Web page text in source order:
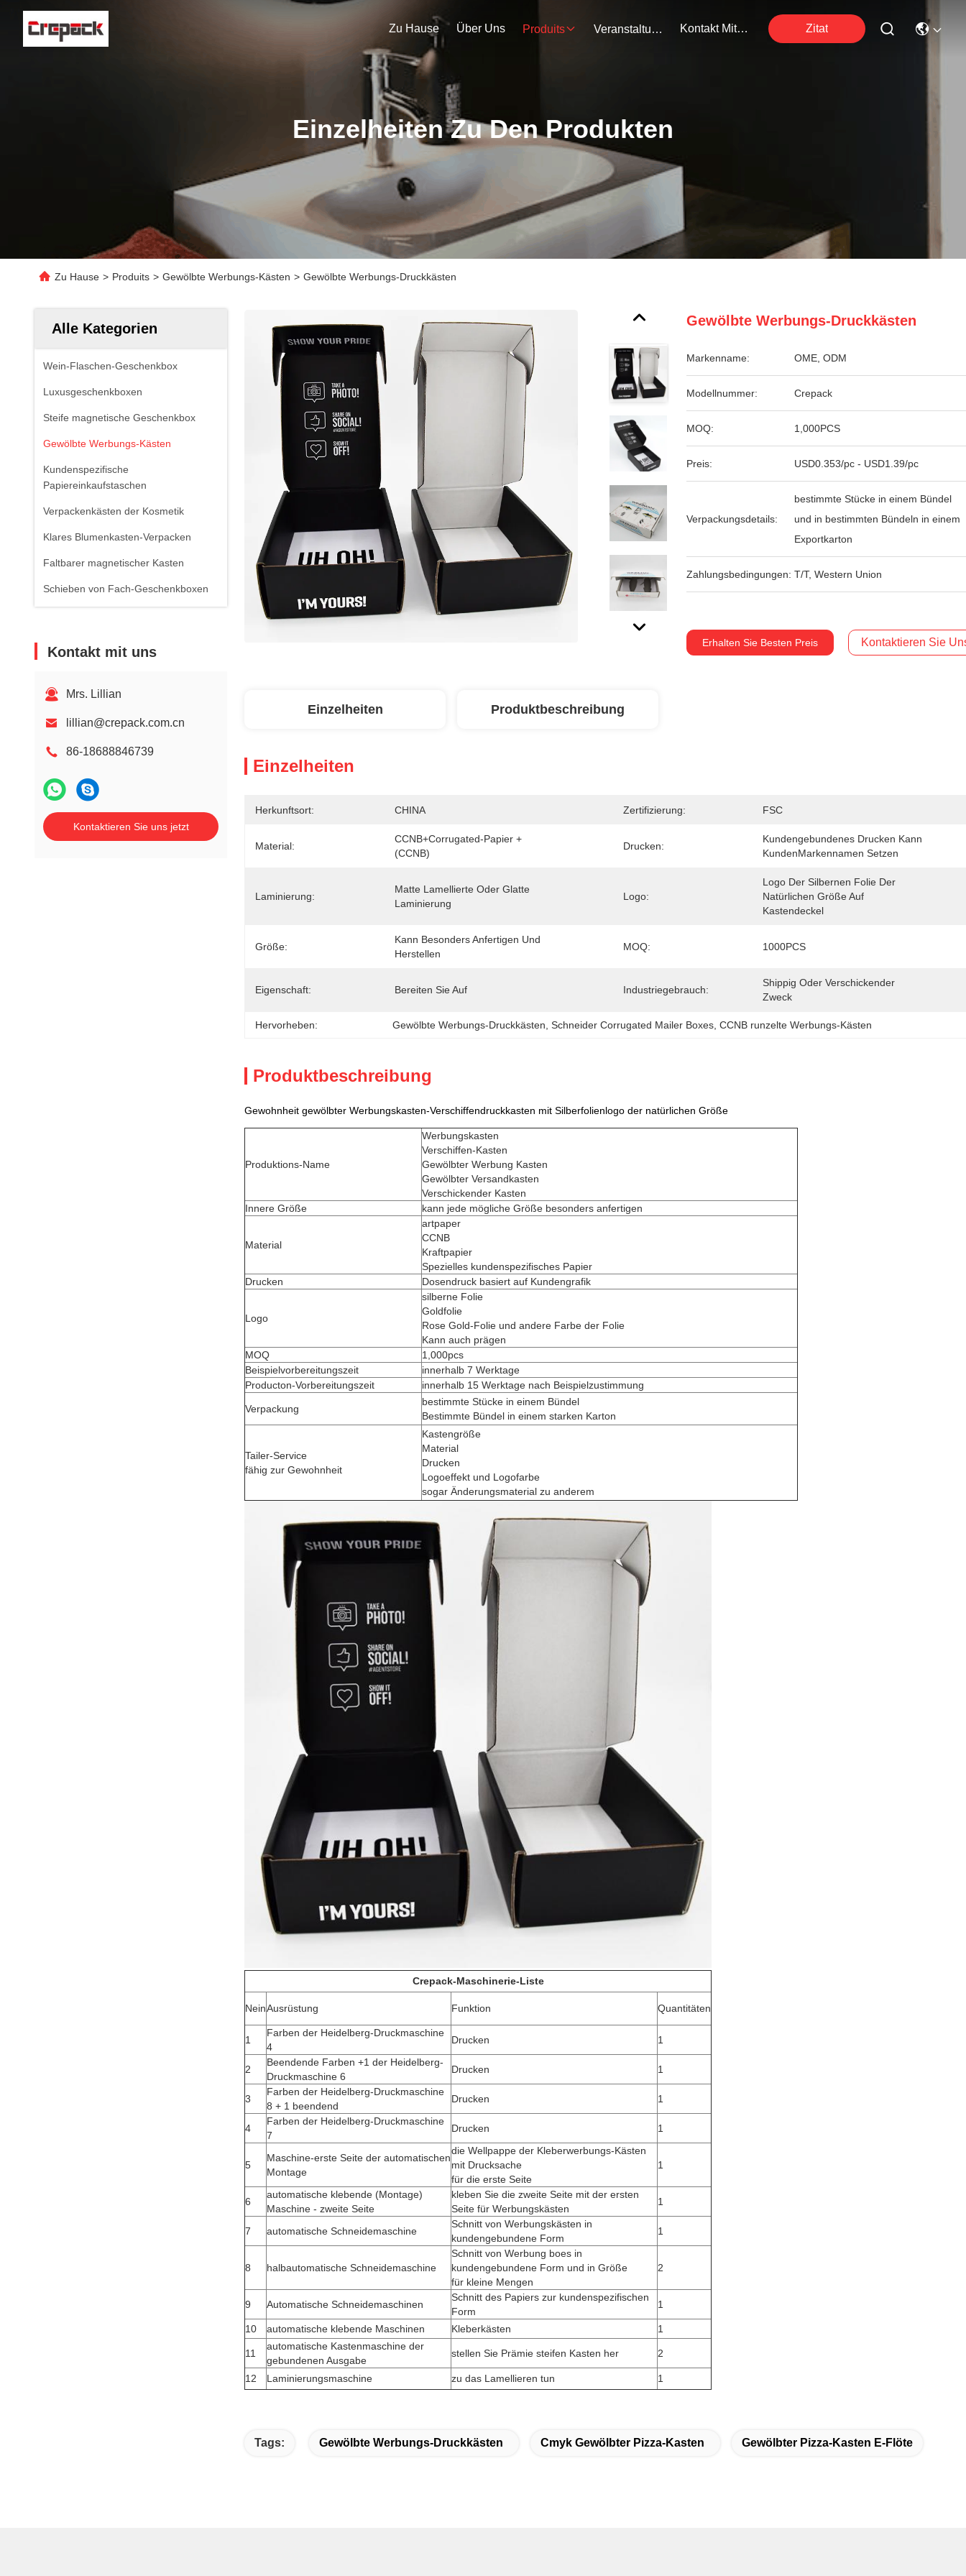
Zu Hause Über Uns Produits Veranstaltungen Kontakt Mit Uns Zitat
Einzelheiten Zu Den Produkten
Zu Hause > Produits > Gewölbte Werbungs-Kästen > Gewölbte Werbungs-Druckkästen
Alle Kategorien
Wein-Flaschen-Geschenkbox
Luxusgeschenkboxen
Steife magnetische Geschenkbox
Gewölbte Werbungs-Kästen
Kundenspezifische
Papiereinkaufstaschen
Verpackenkästen der Kosmetik
Klares Blumenkasten-Verpacken
Faltbarer magnetischer Kasten
Schieben von Fach-Geschenkboxen
Kontakt mit uns
Mrs. Lillian
lillian@crepack.com.cn
86-18688846739
Kontaktieren Sie uns jetzt
Gewölbte Werbungs-Druckkästen
Markenname: OME, ODM
Modellnummer: Crepack
MOQ: 1,000PCS
Preis: USD0.353/pc - USD1.39/pc
Verpackungsdetails:
bestimmte Stücke in einem Bündel
und in bestimmten Bündeln in einem
Exportkarton
Zahlungsbedingungen: T/T, Western Union
Erhalten Sie Besten Preis Kontaktieren Sie
Einzelheiten Produktbeschreibung
Einzelheiten
Herkunftsort: CHINA Zertifizierung: FSC
Material:
CCNB+corrugated-Papier +
(CCNB)
Drucken:
Kundengebundenes Drucken Kann
KundenMarkennamen Setzen
Laminierung:
Matte Lamellierte Oder Glatte
Laminierung
Logo:
Logo Der Silbernen Folie Der
Natürlichen Größe Auf
Kastendeckel
Größe:
Kann Besonders Anfertigen Und
Herstellen
MOQ: 1000PCS
Eigenschaft: Bereiten Sie Auf Industriegebrauch:
Shippig Oder Verschickender
Zweck
Hervorheben: Gewölbte Werbungs-Druckkästen , Schneider Corrugated Mailer Boxes , CCNB runzelte Werbungs-Kästen
Produktbeschreibung
Gewohnheit gewölbter Werbungskasten-Verschiffendruckkasten mit Silberfolienlogo der natürlichen Größe
Produktions-Name
Werbungskasten
Verschiffen-Kasten
Gewölbter Werbung Kasten
Gewölbter Versandkasten
Verschickender Kasten
Innere Größe
kann jede mögliche Größe besonders anfertigen
Material
artpaper
CCNB
Kraftpapier
Spezielles kundenspezifisches Papier
Drucken
Dosendruck basiert auf Kundengrafik
Logo
silberne Folie
Goldfolie
Rose Gold-Folie und andere Farbe der Folie
Kann auch prägen
MOQ
1,000pcs
Beispielvorbereitungszeit
innerhalb 7 Werktage
Producton-Vorbereitungszeit
innerhalb 15 Werktage nach Beispielzustimmung
Verpackung
bestimmte Stücke in einem Bündel
Bestimmte Bündel in einem starken Karton
Tailer-Service
fähig zur Gewohnheit
Kastengröße
Material
Drucken
Logoeffekt und Logofarbe
sogar Änderungsmaterial zu anderem
Crepack-Maschinerie-Liste
NeinAusrüstung Funktion Quantitäten
1
Farben der Heidelberg-Druckmaschine
4
Drucken 1
2
Beendende Farben +1 der Heidelberg-
Druckmaschine 6
Drucken 1
3
Farben der Heidelberg-Druckmaschine
8 + 1 beendend
Drucken 1
4
Farben der Heidelberg-Druckmaschine
7
Drucken 1
5
Maschine-erste Seite der automatischen
Montage
die Wellpappe der Kleberwerbungs-Kästen
mit Drucksache
für die erste Seite
1
6
automatische klebende (Montage)
Maschine - zweite Seite
kleben Sie die zweite Seite mit der ersten
Seite für Werbungskästen
1
7 automatische Schneidemaschine
Schnitt von Werbungskästen in
kundengebundene Form
1
8 halbautomatische Schneidemaschine
Schnitt von Werbung boes in
kundengebundene Form und in Größe
für kleine Mengen
2
9 Automatische Schneidemaschinen
Schnitt des Papiers zur kundenspezifischen
Form
1
10 automatische klebende Maschinen Kleberkästen 1
11
automatische Kastenmaschine der
gebundenen Ausgabe
stellen Sie Prämie steifen Kasten her 2
12 Laminierungsmaschine zu das Lamellieren tun 1
Tags: Gewölbte Werbungs-Druckkästen Cmyk Gewölbter Pizza-Kasten Gewölbter Pizza-Kasten E-Flöte